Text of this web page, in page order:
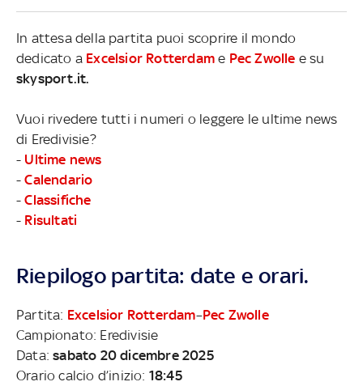
In attesa della partita puoi scoprire il mondo
dedicato a Excelsior Rotterdam e Pec Zwolle e su
skysport.it.
Vuoi rivedere tutti i numeri o leggere le ultime news
di Eredivisie?
- Ultime news
-Calendario
-Classifiche
- Risultati
Riepilogo partita: date e orari.
Partita: Excelsior Rotterdam–Pec Zwolle
Campionato: Eredivisie
Data:sabato 20 dicembre 2025
Orario calcio d’inizio: 18:45